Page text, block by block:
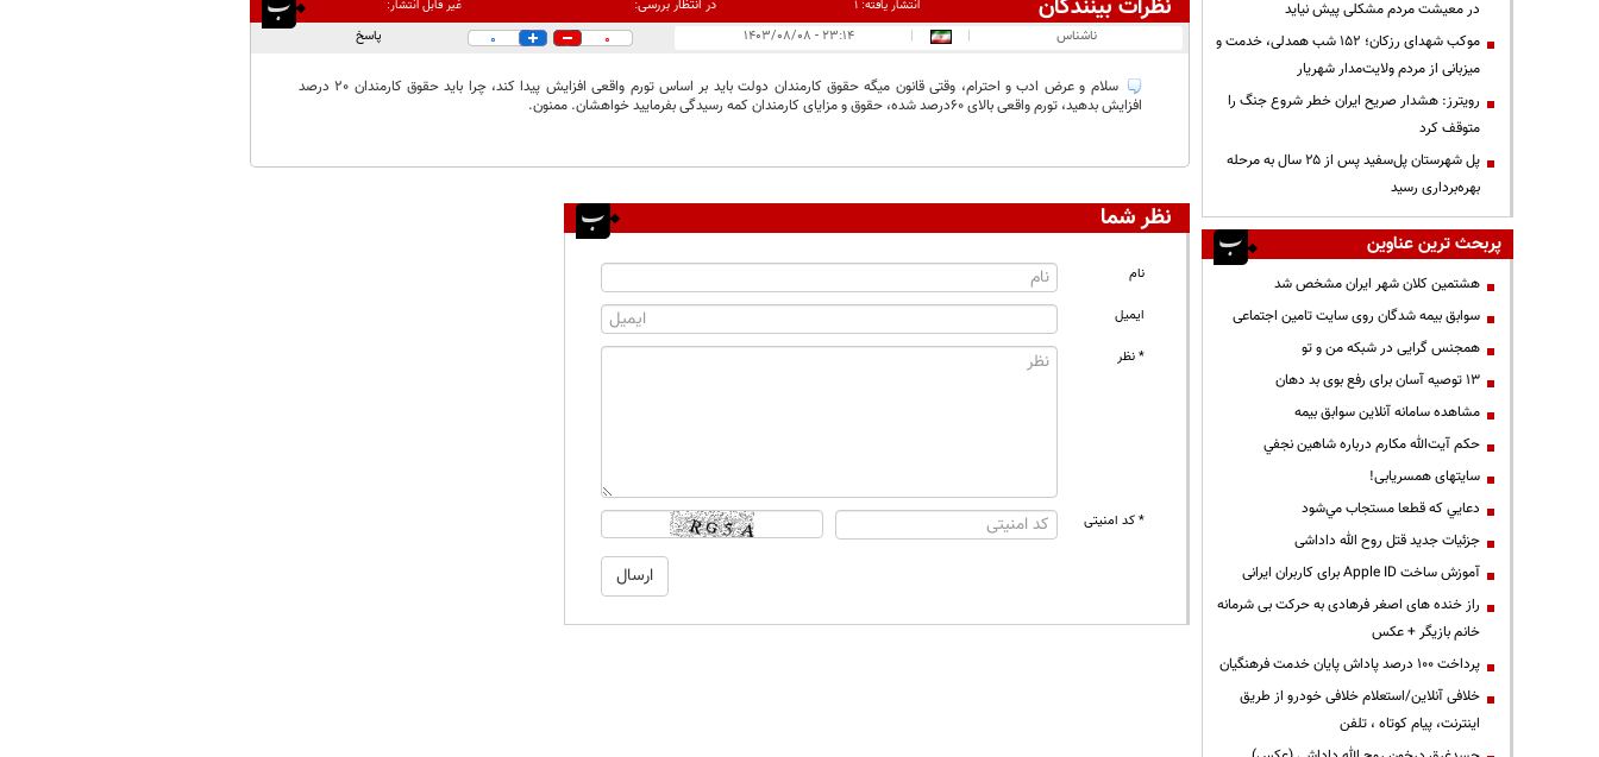
نظرات بینندگان انتشار یافته:۱ در انتظار بررسی: غیر قابل انتشار:
ناشناس |
| ۲۳:۱۴ - ۱۴۰۳/۰۸/۰۸ 0
0 پاسخ
سلام و عرض ادب و احترام، وقتی قانون میگه حقوق کارمندان دولت باید بر اساس تورم واقعی افزایش پیدا کند، چرا باید حقوق کارمندان 20 درصد
افزایش بدهید، تورم واقعی بالای 60درصد شده، حقوق و مزایای کارمندان کمه رسیدگی بفرمایید خواهشان. ممنون.
نظر شما
نام
ایمیل
* نظر
* کد امنیتی
در معیشت مردم مشکلی پیش نیاید
موکب شهدای رزکان؛ ۱۵۲ شب همدلی، خدمت و
میزبانی از مردم ولایت‌مدار شهریار
رویترز: هشدار صریح ایران خطر شروع جنگ را
متوقف کرد
پل شهرستان پل‌سفید پس از ۲۵ سال به مرحله
بهره‌برداری رسید
پربحث ترین عناوین
هشتمین کلان شهر ایران مشخص شد
سوابق بیمه شدگان روی سایت تامین اجتماعی
همجنس گرایی در شبکه من و تو
13 توصیه آسان برای رفع بوی بد دهان
مشاهده سامانه آنلاين سوابق بیمه
حكم آيت‌الله مكارم درباره شاهين نجفي
سایتهای همسریابی!
دعايي كه قطعا مستجاب مي‌شود
جزئیات جدید قتل روح الله داداشی
آموزش ساخت Apple ID برای کاربران ایرانی
راز خنده های اصغر فرهادی به حرکت بی شرمانه
خانم بازیگر + عکس
پرداخت ۱۰۰ درصد پاداش پایان خدمت فرهنگیان
خلافی آنلاین/استعلام خلافی خودرو از طریق
اینترنت، پیام کوتاه ، تلفن